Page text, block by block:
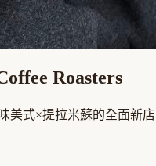
Roasters
美式×提拉米蘇的全面新店